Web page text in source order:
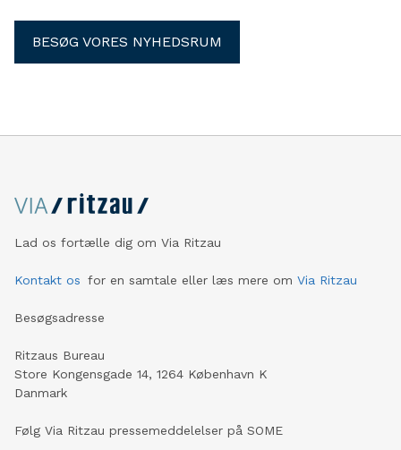
BESØG VORES NYHEDSRUM
Lad os fortælle dig om Via Ritzau
Kontakt os for en samtale eller læs mere om Via Ritzau
Besøgsadresse
Ritzaus Bureau
Store Kongensgade 14, 1264 København K
Danmark
Følg Via Ritzau pressemeddelelser på SOME